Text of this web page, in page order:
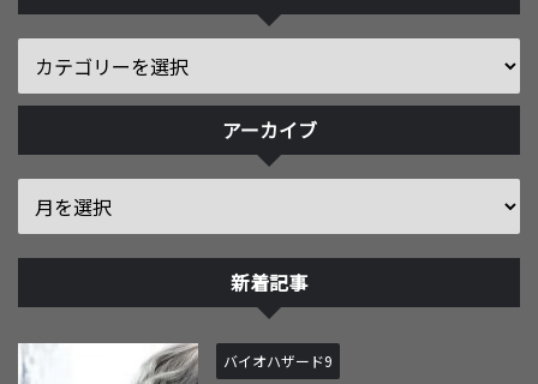
アーカイブ
新着記事
バイオハザード9